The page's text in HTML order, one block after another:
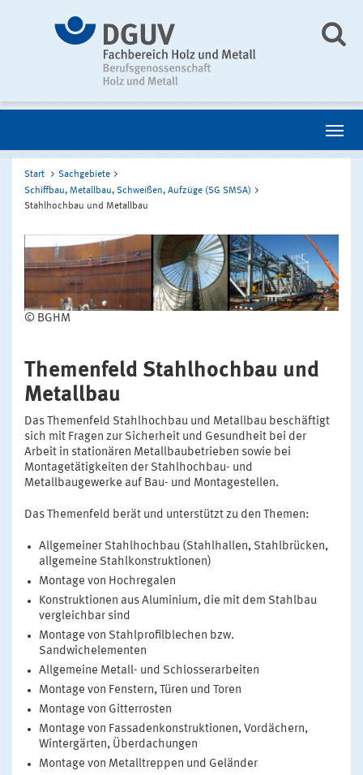
Start
Sachgebiete
Schiffbau, Metallbau, Schweißen, Aufzüge (SG SMSA)
Stahlhochbau und Metallbau
© BGHM
Themenfeld Stahlhochbau und
Metallbau
Das Themenfeld Stahlhochbau und Metallbau beschäftigt
sich mit Fragen zur Sicherheit und Gesundheit bei der
Arbeit in stationären Metallbaubetrieben sowie bei
Montagetätigkeiten der Stahlhochbau- und
Metallbaugewerke auf Bau- und Montagestellen.
Das Themenfeld berät und unterstützt zu den Themen:
Allgemeiner Stahlhochbau (Stahlhallen, Stahlbrücken,
allgemeine Stahlkonstruktionen)
Montage von Hochregalen
Konstruktionen aus Aluminium, die mit dem Stahlbau
vergleichbar sind
Montage von Stahlprofilblechen bzw.
Sandwichelementen
Allgemeine Metall- und Schlosserarbeiten
Montage von Fenstern, Türen und Toren
Montage von Gitterrosten
Montage von Fassadenkonstruktionen, Vordächern,
Wintergärten, Überdachungen
Montage von Metalltreppen und Geländer